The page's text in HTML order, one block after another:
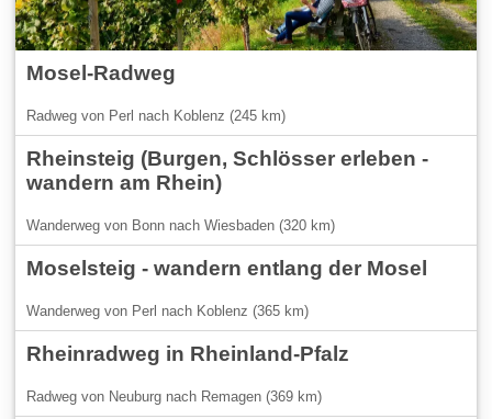
Mosel-Radweg
Radweg von Perl nach Koblenz (245 km)
Rheinsteig (Burgen, Schlösser erleben -
wandern am Rhein)
Wanderweg von Bonn nach Wiesbaden (320 km)
Moselsteig - wandern entlang der Mosel
Wanderweg von Perl nach Koblenz (365 km)
Rheinradweg in Rheinland-Pfalz
Radweg von Neuburg nach Remagen (369 km)